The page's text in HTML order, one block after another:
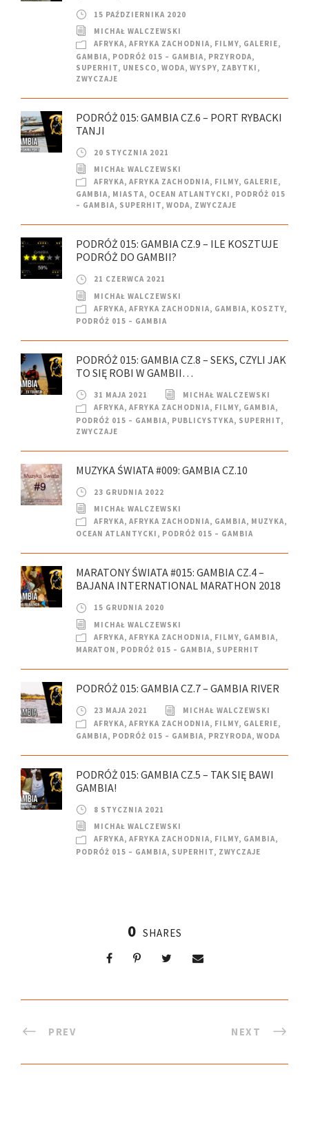
15 PAŹDZIERNIKA 2020
MICHAŁ WALCZEWSKI
AFRYKA, AFRYKA ZACHODNIA, FILMY, GALERIE,
GAMBIA, PODRÓŻ 015 – GAMBIA, PRZYRODA,
SUPERHIT, UNESCO, WODA, WYSPY, ZABYTKI ,
ZWYCZAJE
PODRÓŻ 015: GAMBIA CZ.6 – PORT RYBACKI
TANJI
20 STYCZNIA 2021
MICHAŁ WALCZEWSKI
AFRYKA, AFRYKA ZACHODNIA, FILMY, GALERIE,
GAMBIA, MIASTA, OCEAN ATLANTYCKI , PODRÓŻ 015
– GAMBIA, SUPERHIT, WODA, ZWYCZAJE
PODRÓŻ 015: GAMBIA CZ.9 – ILE KOSZTUJE
PODRÓŻ DO GAMBII?
21 CZERWCA 2021
MICHAŁ WALCZEWSKI
AFRYKA, AFRYKA ZACHODNIA, GAMBIA, KOSZTY,
PODRÓŻ 015 – GAMBIA
PODRÓŻ 015: GAMBIA CZ.8 – SEKS, CZYLI JAK
TO SIĘ ROBI W GAMBII…
31 MAJA 2021
MICHAŁ WALCZEWSKI
AFRYKA, AFRYKA ZACHODNIA, FILMY, GAMBIA,
PODRÓŻ 015 – GAMBIA, PUBLICYSTYKA, SUPERHIT,
ZWYCZAJE
MUZYKA ŚWIATA #009: GAMBIA CZ.10
23 GRUDNIA 2022
MICHAŁ WALCZEWSKI
AFRYKA, AFRYKA ZACHODNIA, GAMBIA, MUZYKA,
OCEAN ATLANTYCKI , PODRÓŻ 015 – GAMBIA
MARATONY ŚWIATA #015: GAMBIA CZ.4 –
BAJANA INTERNATIONAL MARATHON 2018
15 GRUDNIA 2020
MICHAŁ WALCZEWSKI
AFRYKA, AFRYKA ZACHODNIA, FILMY, GAMBIA,
MARATON , PODRÓŻ 015 – GAMBIA, SUPERHIT
PODRÓŻ 015: GAMBIA CZ.7 – GAMBIA RIVER
23 MAJA 2021
MICHAŁ WALCZEWSKI
AFRYKA, AFRYKA ZACHODNIA, FILMY, GALERIE,
GAMBIA, PODRÓŻ 015 – GAMBIA, PRZYRODA, WODA
PODRÓŻ 015: GAMBIA CZ.5 – TAK SIĘ BAWI
GAMBIA!
8 STYCZNIA 2021
MICHAŁ WALCZEWSKI
AFRYKA, AFRYKA ZACHODNIA, FILMY, GAMBIA,
PODRÓŻ 015 – GAMBIA, SUPERHIT, ZWYCZAJE
0 SHARES
PREV NEXT